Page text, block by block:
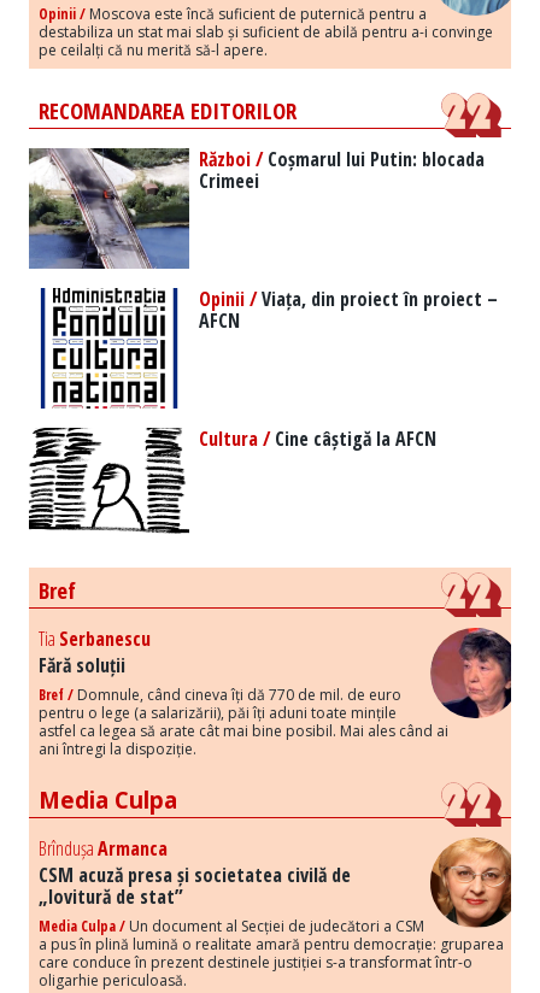
Opinii / Moscova este încă suficient de puternică pentru a
destabiliza un stat mai slab și suficient de abilă pentru a-i convinge
pe ceilalți că nu merită să-l apere.
RECOMANDAREA EDITORILOR
Război /Coșmarul lui Putin: blocada
Crimeei
Opinii /Viața, din proiect în proiect –
AFCN
Cultura /Cine câștigă la AFCN
Bref
Tia Serbanescu
Fără soluții
Bref / Domnule, când cineva îți dă 770 de mil. de euro
pentru o lege (a salarizării), păi îți aduni toate mințile
astfel ca legea să arate cât mai bine posibil. Mai ales când ai
ani întregi la dispoziție.
Media Culpa
BrîndușaArmanca
CSM acuză presa și societatea civilă de
„lovitură de stat”
Media Culpa / Un document al Secției de judecători a CSM
a pus în plină lumină o realitate amară pentru democrație: gruparea
care conduce în prezent destinele justiției s-a transformat într-o
oligarhie periculoasă.